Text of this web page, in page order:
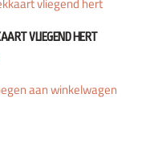
VLIEGEND HERT
aan winkelwagen